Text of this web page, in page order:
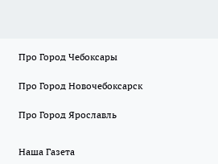
Про Город Чебоксары
Про Город Новочебоксарск
Про Город Ярославль
Наша Газета